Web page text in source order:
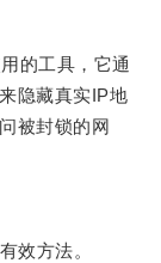
的工具，它通
隐藏真实IP地
被封锁的网
效方法。